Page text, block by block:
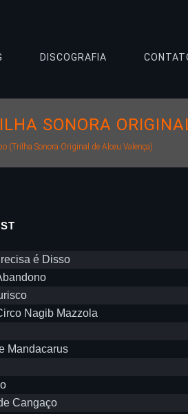
DISCOGRAFIA
SONORA
(Trilha Sonora Original de Alceu Valença)
é Disso
Nagib Mazzola
Mandacarus
Cangaço